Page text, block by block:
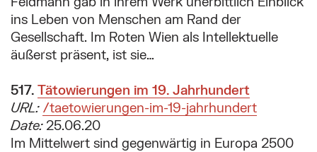
ins Leben von Menschen am Rand der
Gesellschaft. Im Roten Wien als Intellektuelle
äußerst präsent, ist sie…
517. Suchergebnis:
Tätowierungen im 19. Jahrhundert
URL: /taetowierungen-im-19-jahrhundert
Date:25.06.20
Im Mittelwert sind gegenwärtig in Europa 2500